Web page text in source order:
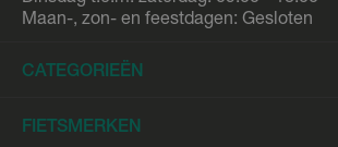
Maan-, zon- en feestdagen: Gesloten
CATEGORIEËN
Elektrische Fietsen
FIETSMERKEN